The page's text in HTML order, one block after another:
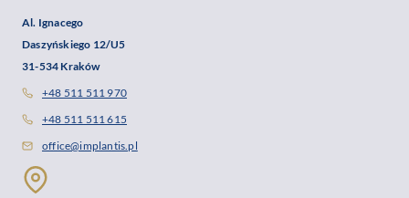
Al. Ignacego
Daszyńskiego 12/U5
31-534 Kraków
+48 511 511 970
+48 511 511 615
office@implantis.pl